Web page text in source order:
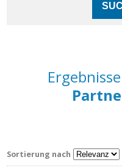
Sortierung nach